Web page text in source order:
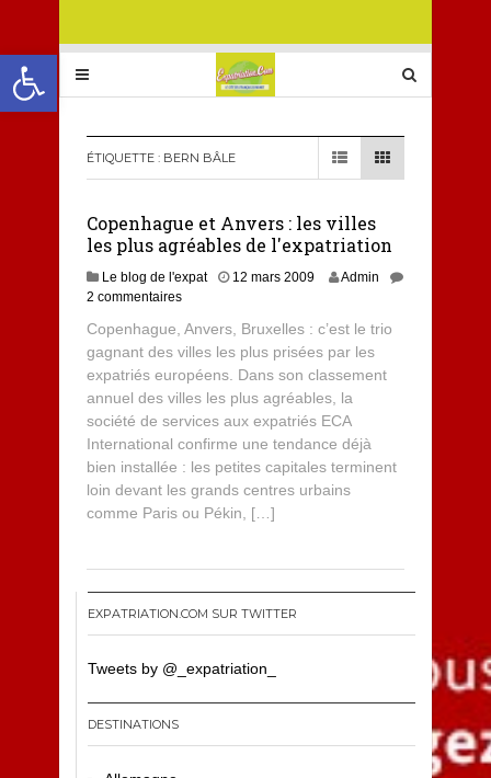
Ouvrir la barre d’outils
ÉTIQUETTE : BERN BÂLE
Copenhague et Anvers : les villes
les plus agréables de l'expatriation
Le blog de l'expat 12 mars 2009
Admin
2 commentaires
Copenhague, Anvers, Bruxelles : c’est le trio
gagnant des villes les plus prisées par les
expatriés européens. Dans son classement
annuel des villes les plus agréables, la
société de services aux expatriés ECA
International confirme une tendance déjà
bien installée : les petites capitales terminent
loin devant les grands centres urbains
comme Paris ou Pékin, […]
EXPATRIATION.COM SUR TWITTER
Tweets by @_expatriation_
DESTINATIONS